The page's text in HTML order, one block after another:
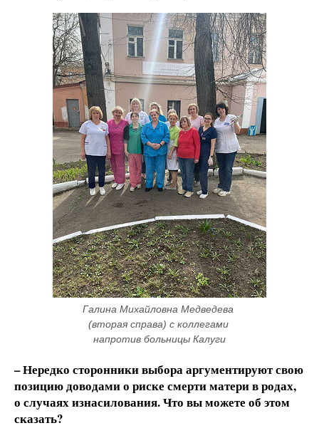
Галина Михайловна Медведева
(вторая справа) с коллегами
напротив больницы Калуги
– Нередко сторонники выбора аргументируют свою
позицию доводами о риске смерти матери в родах,
о случаях изнасилования. Что вы можете об этом
сказать?